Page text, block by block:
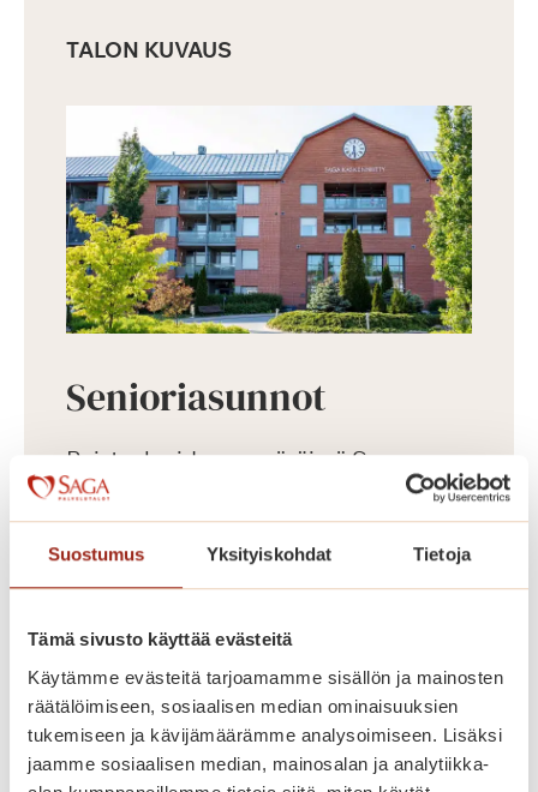
Suostumus Yksityiskohdat Tietoja
Tämä sivusto käyttää evästeitä
Käytämme evästeitä tarjoamamme sisällön ja mainosten
räätälöimiseen, sosiaalisen median ominaisuuksien
tukemiseen ja kävijämäärämme analysoimiseen. Lisäksi
jaamme sosiaalisen median, mainosalan ja analytiikka-
TALON KUVAUS
Senioriasunnot
Puistoalueiden ympäröimä Saga
Kaskenniitty on rakennettu avarasti.
Kodinomaisessa ja aktiivisessa
palvelutalossa on 207 parvekkeellista
omassa kodissasi, jonka voit sisustaa
mieleiseksesi. Kaikissa
senioriasunnoissa on ilmava
pohjaratkaisu, nykyaikainen keittiö,
esteetön kylpyhuone ja turvapuhelin.